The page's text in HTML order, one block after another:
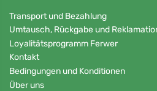
Transport und Bezahlung
Umtausch, Rückgabe und
Loyalitätsprogramm Ferwer
Kontakt
Bedingungen und Konditionen
Über uns